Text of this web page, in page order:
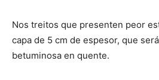
Nos treitos que presenten peor
capa de 5 cm de espesor, que
betuminosa en quente.